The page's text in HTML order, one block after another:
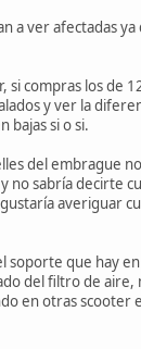
a ver afectadas
si compras los de
y ver la
bajas si o si.
del embrague
no sabría decirte
averiguar
soporte que hay
del filtro de aire,
en otras scooter